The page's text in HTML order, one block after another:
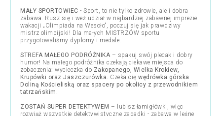
MAŁY SPORTOWIEC - Sport, to nie tylko zdrowie, ale i dobra
zabawa. Rusz się i weź udział w najbardziej zabawnej imprezie
wakacji „Olimpiada na Wesoło”, poczuj się jak prawdziwy
mistrz olimpijski! Dla małych MISTRZÓW sportu
przygotowaliśmy dyplomy i medale.
STREFA MAŁEGO PODRÓŻNIKA – spakuj swój plecak i dobry
humor! Na małego podróżnika czekają ciekawe miejsca do
zobaczenia: wycieczka do Zakopanego, Wielka Krokiew,
Krupówki oraz Jaszczurówka. Czeka cię wędrówka górska
Doliną Kościeliską oraz spacery po okolicy z przewodnikiem
tatrzańskim .
ZOSTAŃ SUPER DETEKTYWEM – lubisz łamigłówki, więc
rozwiąż wszystkie detektywistyczne zagadki - zabawa w leśne